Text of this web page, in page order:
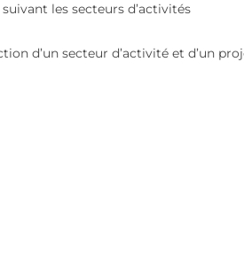
les secteurs d’activités
d’un secteur d’activité et d’un